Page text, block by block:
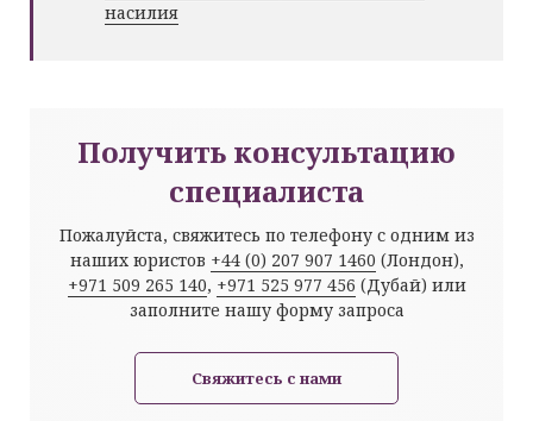
насилия
Получить консультацию
специалиста
Пожалуйста, свяжитесь по телефону с одним из
наших юристов +44 (0) 207 907 1460 (Лондон),
+971 509 265 140, +971 525 977 456 (Дубай) или
заполните нашу форму запроса
Свяжитесь с нами